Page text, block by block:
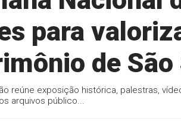
para
de
reúne exposição histórica, palestras,
arquivos público...